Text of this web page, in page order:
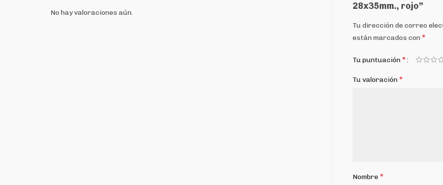
No hay valoraciones aún.
28x35mm., rojo”
Tu dirección de correo
están marcados con *
Tu puntuación*
Tu valoración*
Nombre*